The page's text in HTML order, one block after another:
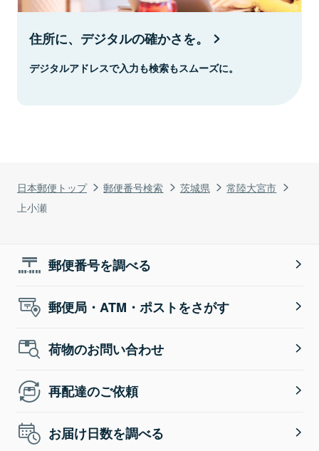
日本郵便トップ 郵便番号検索 茨城県
常陸大宮市
上小瀬
住所に、デジタルの確かさを。
デジタルアドレスで入力も検索もスムーズに。
郵便番号を調べる
郵便局・ATM・ポストをさがす
荷物のお問い合わせ
再配達のご依頼
お届け日数を調べる